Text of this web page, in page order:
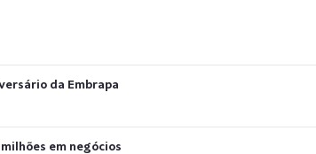
da Embrapa
em negócios